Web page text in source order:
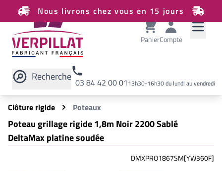
Nous livrons chez vous en 15 jours
PanierCompte
Recherche 03 84 42 00 0113h30-16h30 du lundi au vendredi
Rechercher sur le site
Clôture rigide
Poteaux
Poteau grillage rigide 1,8m Noir 2200 Sablé
DeltaMax platine soudée
DMXPRO1867SM[YW360F]